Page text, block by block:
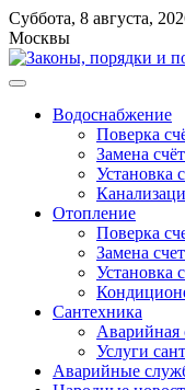
Перейти
к
содержимому
Суббота, 8 августа,
Москвы
Меню
Водоснабжение
Поверка
Замена
Установка
Отопление
Поверка
Замена
Установка
Сантехника
Аварийная
Услуги
Аварийные